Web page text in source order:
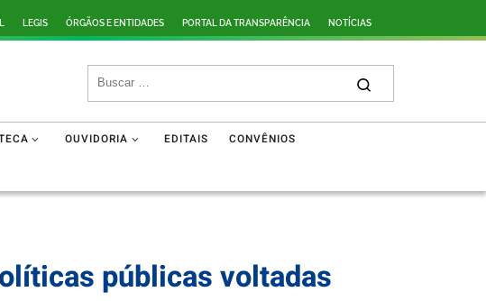
LEGIS ÓRGÃOS E ENTIDADES PORTAL DA TRANSPARÊNCIA NOTÍCIAS
OUVIDORIA EDITAIS CONVÊNIOS
públicas voltadas